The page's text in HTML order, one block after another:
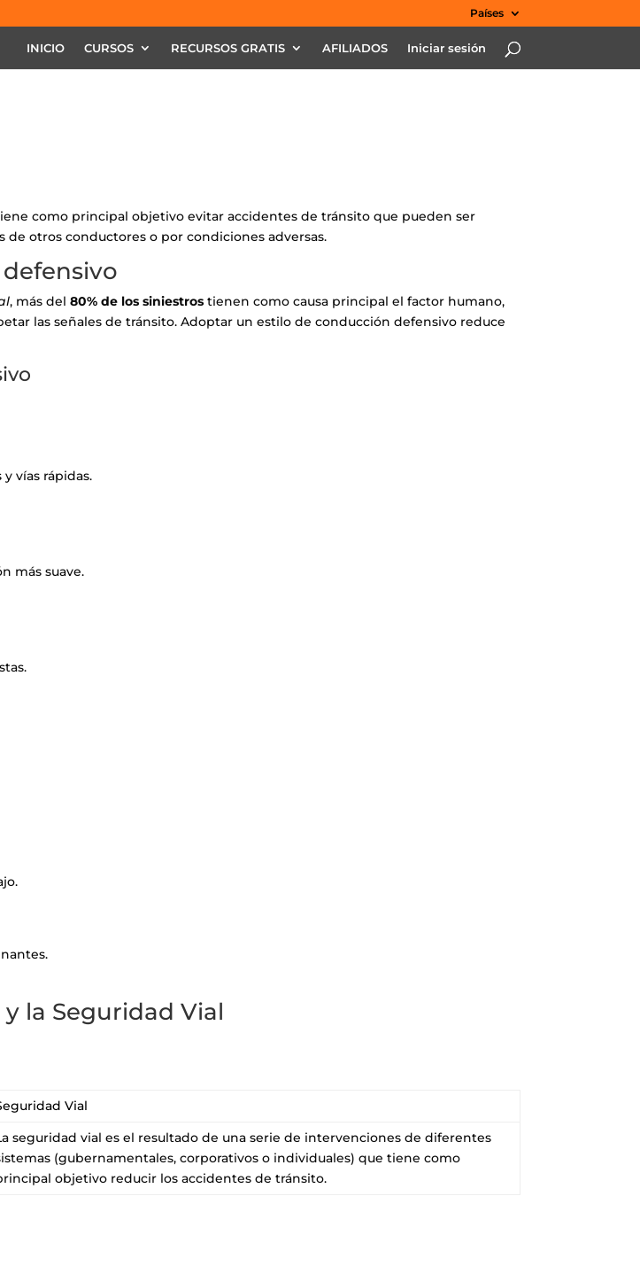
Países
INICIO CURSOS RECURSOS GRATIS AFILIADOS Iniciar sesión
como principal objetivo evitar accidentes de tránsito que pueden ser
otros conductores o por condiciones adversas.
, más del80% de los siniestros tienen como causa principal el factor humano,
las señales de tránsito. Adoptar un estilo de conducción defensivo reduce
vías rápidas.
más suave.
la Seguridad Vial
Vial
seguridad vial es el resultado de una serie de intervenciones de diferentes
(gubernamentales, corporativos o individuales) que tiene como
objetivo reducir los accidentes de tránsito.